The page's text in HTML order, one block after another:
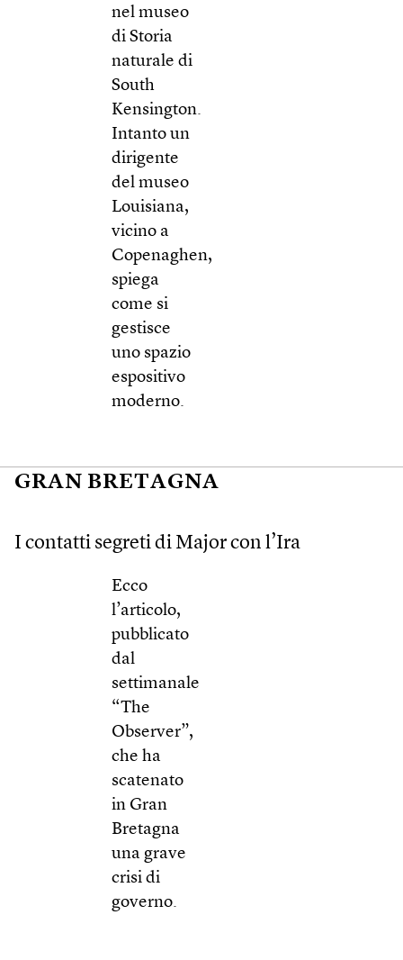
nel museo
di Storia
naturale di
South
Kensington.
Intanto un
dirigente
del museo
Louisiana,
vicino a
Copenaghen,
spiega
come si
gestisce
uno spazio
espositivo
moderno.
GRAN BRETAGNA
I contatti segreti di Major con l’Ira
Ecco
l’articolo,
pubblicato
dal
settimanale
“The
Observer”,
che ha
scatenato
in Gran
Bretagna
una grave
crisi di
governo.